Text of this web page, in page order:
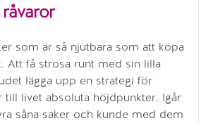
som är så njutbara som att köpa
Att få strosa runt med sin lilla
lägga upp en strategi för
till livet absoluta höjdpunkter. Igår
såna saker och kunde med dem